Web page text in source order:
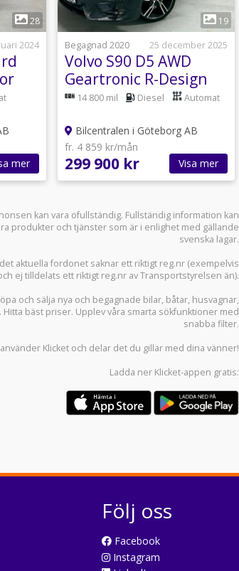
28
2024
mer
19
Begagnad 2020
25 december 2025
Volvo S90 D5 AWD
Geartronic R-Design
Hud 360 CAM Voc
14 800 mil Diesel Automat
Bilcentralen i Göteborg AB
fr. 4 859 kr/mån
299 900 kr Visa mer
kan vara ofullständig. Fullständig information kan
produkter och tjänster som är i enlighet med gällande
svenska lagar.
aktuella fordonet saknar ett riktigt reg.nr (exempelvis
ej tilldelats ett riktigt reg.nr av Transportstyrelsen än).
och sälja nya och begagnade bilar, båtar, husvagnar,
bäst priser. Upplev våra smarta sökfunktioner med
snabba filter.
Klicket och delar det du gillar med dina vänner!
Ladda ner Klicket-appen gratis:
Följ oss
Facebook
Instagram